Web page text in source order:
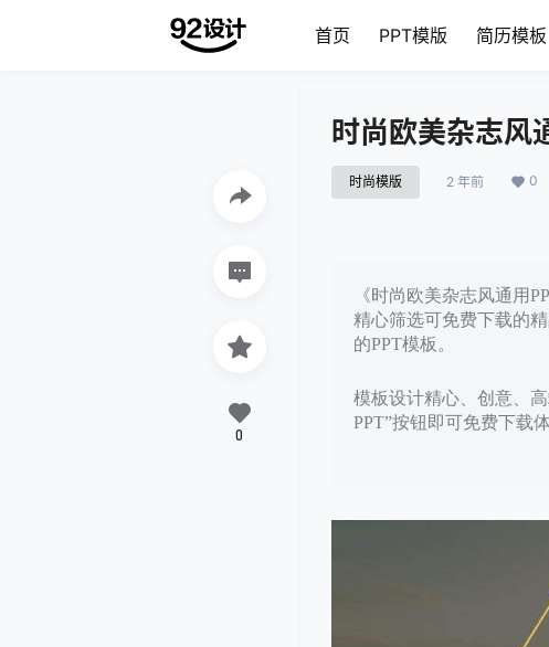
首页 PPT模版 简历模板
时尚欧美杂志风
时尚模版 2 年前 0
《时尚欧美杂志风通用
精心筛选可免费下载的
的PPT模板。
模板设计精心、创意、
PPT”按钮即可免费下载
0